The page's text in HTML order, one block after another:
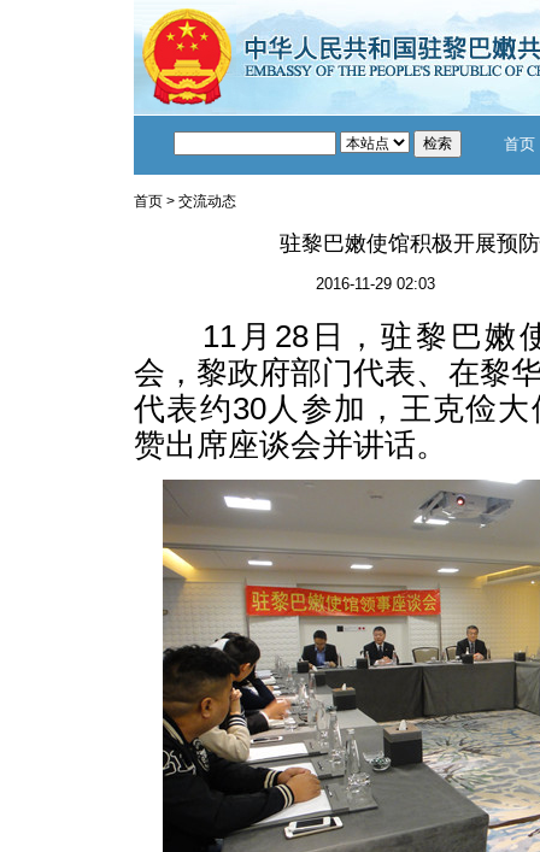
首页
首页 > 交流动态
驻黎巴嫩使馆积极开展预
2016-11-29 02:03
11月28日，驻黎巴嫩
会，黎政府部门代表、在黎
代表约30人参加，王克俭
赞出席座谈会并讲话。